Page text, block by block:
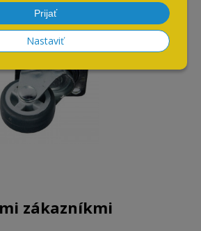
Prijať
Nastaviť
Nábytkové koliesko
otočné guma fí 30
mm 20kg / F26.031
zákazníkmi